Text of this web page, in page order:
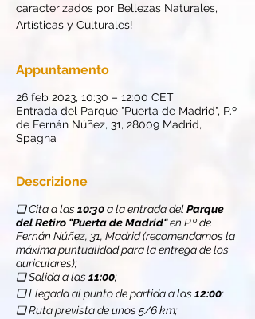
caracterizados por Bellezas Naturales,
Artísticas y Culturales!
Appuntamento
26 feb 2023, 10:30 – 12:00 CET
Entrada del Parque "Puerta de Madrid", P.º
de Fernán Núñez, 31, 28009 Madrid,
Spagna
Descrizione
❏ Cita a las10:30a la entrada delParque
del Retiro "Puerta de Madrid"en P.º de
Fernán Núñez, 31, Madrid (recomendamos la
máxima puntualidad para la entrega de los
auriculares);
❏ Salida a las11:00;
❏ Llegada al punto de partida a las12:00;
❏ Ruta prevista de unos 5/6 km;